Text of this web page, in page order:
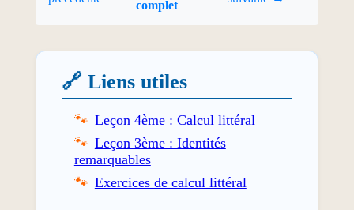
complet
🔗 Liens utiles
Leçon 4ème : Calcul littéral
Leçon 3ème : Identités
remarquables
Exercices de calcul littéral